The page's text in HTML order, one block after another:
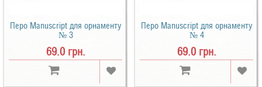
Перо Manuscript для орнаменту
№ 3
69.0 грн.
Перо Manuscript для орнаменту
№ 4
69.0 грн.